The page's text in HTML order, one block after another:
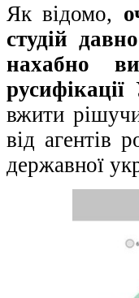
Як відомо,
студій
нахабно
русифікації
вжити
від агентів
державної